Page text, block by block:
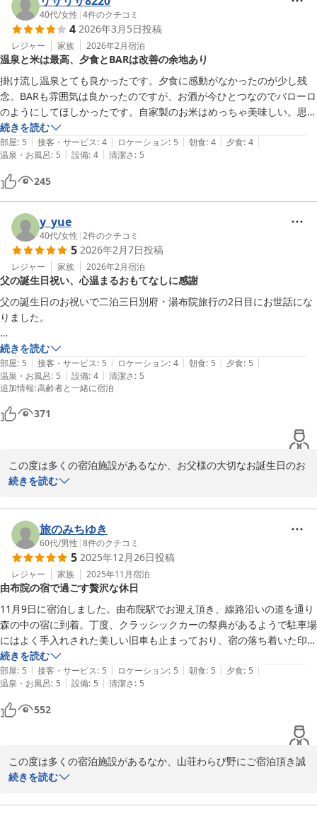
40代/女性 |4件のクチコミ
4 2026年3月5日投稿
レジャー 家族 2026年2月宿泊
温泉と米は最高、夕食とBARは改善の余地あり
掛け流し温泉とても良かったです。夕食に感動がなかったのが少し残
念。BARも雰囲気は良かったのですが、お酒が今ひとつなのでバローロ
のようにしてほしかったです。自家製のお米はめっちゃ美味しい。思わ
ずショップで購入しました。オーナーさんの育てたお米は最高です。
続きを読む
部屋: 5 | 接客・サービス: 4 | ロケーション: 5 | 朝食: 4 | 夕食: 4 |
温泉・お風呂: 5 | 設備: 4 | 清潔さ: 5
245
y_yue
40代/女性 |2件のクチコミ
5 2026年2月7日投稿
レジャー 家族 2026年2月宿泊
父の誕生日祝い、心温まるおもてなしに感謝
父の誕生日のお祝いで二泊三日別府・湯布院旅行の2日目にお世話にな
りました。
特に要望はお伝えしていなかったのですが、父好みの苺が沢山のった昔
ながらの味のケーキと、
母の「至れり尽くせりね」の言葉が全てです。
ホストとしては、これだけで満足ですし、旅館の皆様には感謝しかござ
いませんが、
朝食を1名分不要と宿泊日の夜にお伝えしたところ、とても柔軟に、ま
さかなご対応をいただいたこと、大変嬉しく驚きました。
バタバタして心づけを忘れてしまったことを後悔しております。
宿です。
続きを読む
部屋: 5 | 接客・サービス: 5 | ロケーション: 4 | 朝食: 5 | 夕食: 5 |
温泉・お風呂: 5 | 設備: 4 | 清潔さ: 5
追加情報:高齢者と一緒に宿泊
371
この度は多くの宿泊施設があるなか、お父様の大切なお誕生日のお
祝いに山荘わらび野をお選び頂き誠に有難うございます。
また、お忙しい中口コミにてお声も届けて下さり、重ねて感謝申し
上げます。
お母様の「至れり尽くせりね」のお言葉、大変賜り励みになる思い
でございます。
またお会いできます日をお待ちしておりますので、湯布院にいらし
た際はお立ち寄りくださいませ。
それではスタッフ一同またのお越しを心よりお待ち申し上げており
ます。
由布院温泉 山荘 わらび野
2026-02-22
続きを読む
旅のみちゆき
60代/男性 |8件のクチコミ
5 2025年12月26日投稿
レジャー 家族 2025年11月宿泊
由布院の宿で過ごす贅沢な休日
11月9日に宿泊しました。由布院駅でお迎え頂き、線路沿いの道を通り
森の中の宿に到着。丁度、クラッシックカーの祭典があるようで駐車場
にはよく手入れされた美しい旧車も止まっており、宿の落ち着いた印象
に良くマッチしていて最初から気分が上がりました。お部屋も窓を開け
ると鳥のさえずりが聞こえ、”周辺散歩は明朝にしてテラスでゆっくり
過ごそう”と冷蔵庫のビール飲みながら空を見上げてました。夕食は中
屋敷で地元の食材を和洋でどれもおいしく、自家製米のご飯のおひつを
完食。星空見ながら部屋に戻り、好きにしてて良い。旅の贅沢。弱く入
れた床暖房で部屋内も心地よい暖かさになり空調が不要、これはこの季
節ならではでしょうか。熱めの湯から上がり、またテラスでスマホ片手
に、明日はどうしようかと考える。手足が冷えてきたのでまた湯につか
る。湯船でぼんやりとしながら、明日は由布院駅で自転車借りて散策に
続きを読む
部屋: 5 | 接客・サービス: 5 | ロケーション: 5 | 朝食: 5 | 夕食: 5 |
温泉・お風呂: 5 | 設備: 5 | 清潔さ: 5
552
この度は多くの宿泊施設があるなか、山荘わらび野にご宿泊頂き誠
に有難うございます。
また、お忙しい中口コミにて温泉、食事、館内設備、ホスピタリテ
続きを読む